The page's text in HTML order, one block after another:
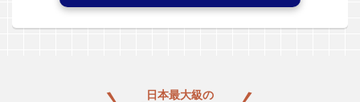
日本最大級の